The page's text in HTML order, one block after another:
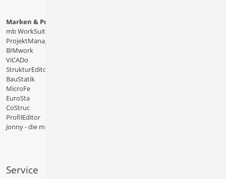
Marken & Produkte
mb WorkSuite
ProjektManager
BIMwork
ViCADo
StrukturEditor
BauStatik
MicroFe
EuroSta
CoStruc
ProfilEditor
Jonny - die mb-App
Service